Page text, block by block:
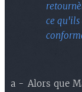
ce
a - Alors que